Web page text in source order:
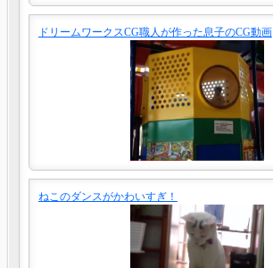
ドリームワークスCG職人が作った息子のCG動画
ねこのダンスがかわいすぎ！